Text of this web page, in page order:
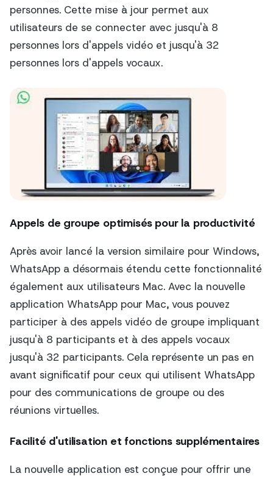
personnes. Cette mise à jour permet aux
utilisateurs de se connecter avec jusqu'à 8
personnes lors d'appels vidéo et jusqu'à 32
personnes lors d'appels vocaux.
Appels de groupe optimisés pour la productivité
Après avoir lancé la version similaire pour Windows,
WhatsApp a désormais étendu cette fonctionnalité
également aux utilisateurs Mac. Avec la nouvelle
application WhatsApp pour Mac, vous pouvez
participer à des appels vidéo de groupe impliquant
jusqu'à 8 participants et à des appels vocaux
jusqu'à 32 participants. Cela représente un pas en
avant significatif pour ceux qui utilisent WhatsApp
pour des communications de groupe ou des
réunions virtuelles.
Facilité d'utilisation et fonctions supplémentaires
La nouvelle application est conçue pour offrir une